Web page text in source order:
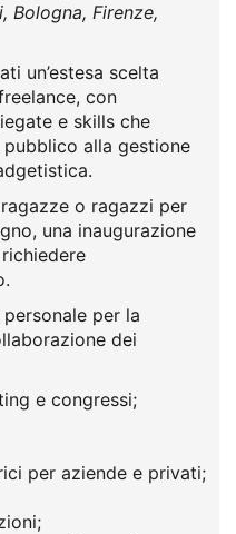
Bologna, Firenze,
un’estesa scelta
con
e skills che
pubblico alla gestione
o ragazzi per
una inaugurazione
personale per la
dei
e congressi;
per aziende e privati;